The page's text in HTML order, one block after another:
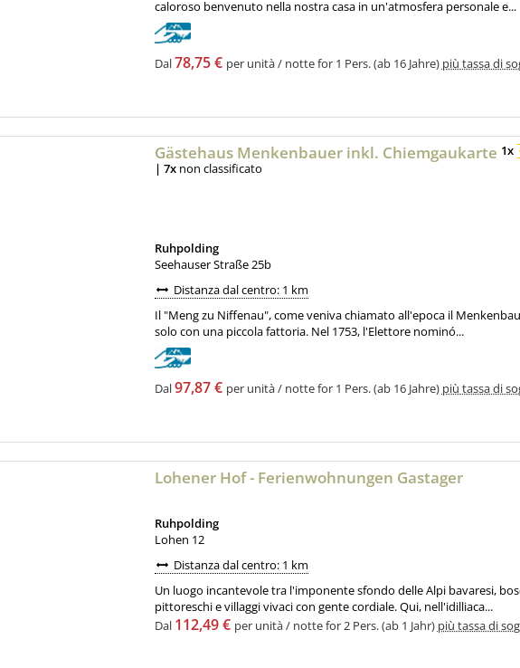
caloroso benvenuto nella nostra casa in un'atmosfera personale e...
Dal78,75 € per unità / notte for 1 Pers. (ab 16 Jahre) più tassa di
Gästehaus Menkenbauer inkl. Chiemgaukarte 1x
| 7x non classificato
Ruhpolding
Seehauser Straße 25b
Distanza dal centro: 1 km
Il "Meng zu Niffenau", come veniva chiamato all'epoca il
solo con una piccola fattoria. Nel 1753, l'Elettore nominó...
Dal97,87 € per unità / notte for 1 Pers. (ab 16 Jahre) più tassa di
Lohener Hof - Ferienwohnungen Gastager
Ruhpolding
Lohen 12
Distanza dal centro: 1 km
Un luogo incantevole tra l'imponente sfondo delle Alpi bavaresi,
pittoreschi e villaggi vivaci con gente cordiale. Qui, nell'idilliaca...
Dal 112,49 € per unità / notte for 2 Pers. (ab 1 Jahr) più tassa di